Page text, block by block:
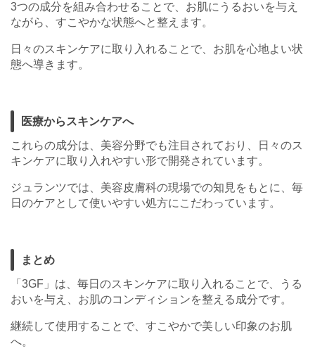
3つの成分を組み合わせることで、お肌にうるおいを与え
ながら、すこやかな状態へと整えます。
日々のスキンケアに取り入れることで、お肌を心地よい状
態へ導きます。
医療からスキンケアへ
これらの成分は、美容分野でも注目されており、日々のス
キンケアに取り入れやすい形で開発されています。
ジュランツでは、美容皮膚科の現場での知見をもとに、毎
日のケアとして使いやすい処方にこだわっています。
まとめ
「3GF」は、毎日のスキンケアに取り入れることで、うる
おいを与え、お肌のコンディションを整える成分です。
継続して使用することで、すこやかで美しい印象のお肌
へ。